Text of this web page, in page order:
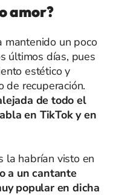
amor?
mantenido un poco
últimos días, pues
estético y
de recuperación.
de todo el
en TikTok y en
la habrían visto en
a un cantante
popular en dicha